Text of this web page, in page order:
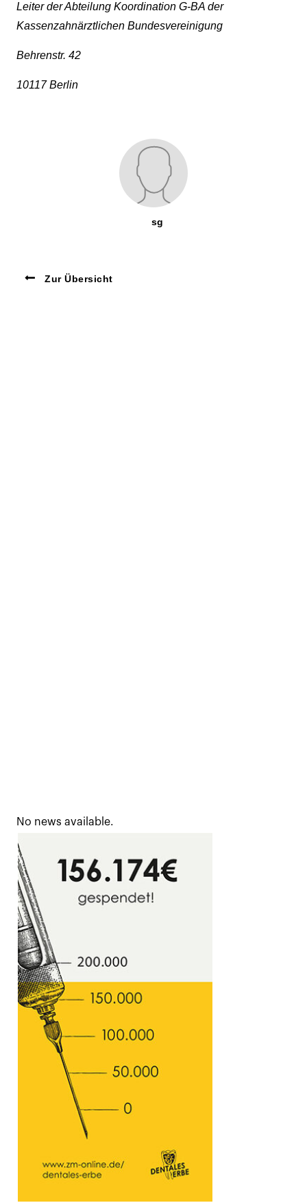
Leiter der Abteilung Koordination G-BA der
Kassenzahnärztlichen Bundesvereinigung
Behrenstr. 42
10117 Berlin
sg
Zur Übersicht
No news available.